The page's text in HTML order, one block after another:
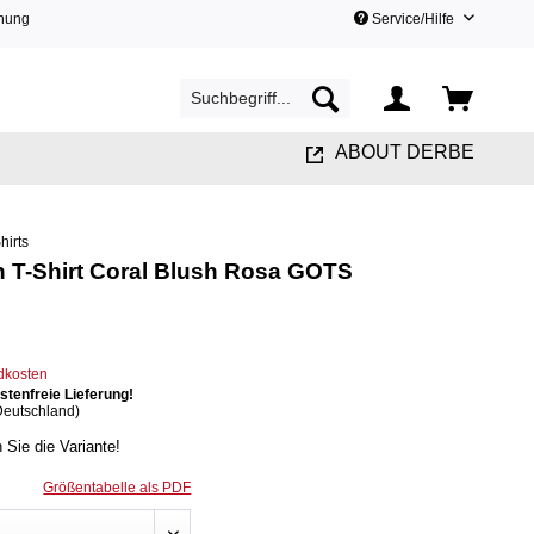
Service/Hilfe
ABOUT DERBE
T-Shirt Coral Blush Rosa GOTS
Lieferung!
Sie die Variante!
Größentabelle als PDF